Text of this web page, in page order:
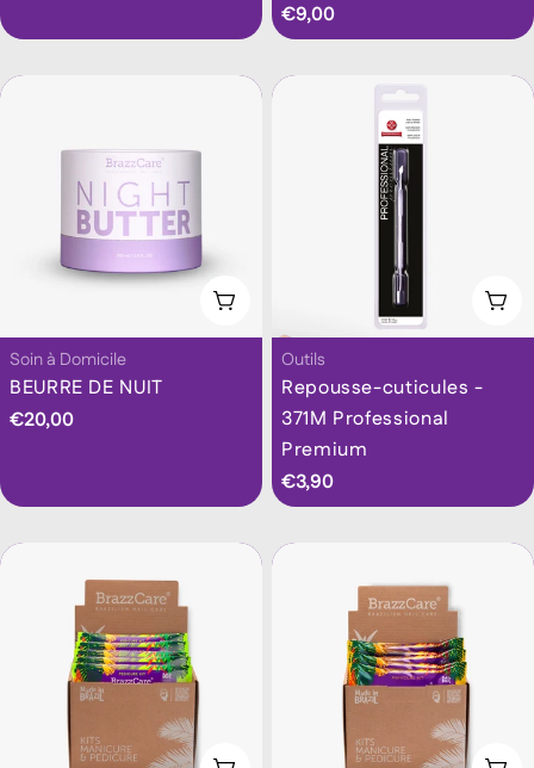
habituel
Prix
habituel
€9,00
Ajouter Au Panier
Taper:
Soin à Domicile
BEURRE DE NUIT
Prix
€20,00
Taper:
Outils
Repousse-cuticules -
371M Professional
Premium
Prix
habituel
€3,90